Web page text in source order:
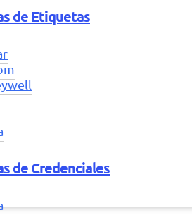
de Etiquetas
de Credenciales